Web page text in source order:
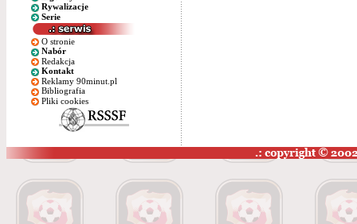
Rywalizacje
Serie
O stronie
Nabór
Redakcja
Kontakt
Reklamy 90minut.pl
Bibliografia
Pliki cookies